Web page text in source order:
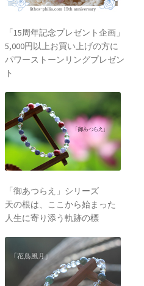
「15周年記念プレゼント企画」
5,000円以上お買い上げの方に
パワーストーンリングプレゼン
ト
「御あつらえ」シリーズ
天の根は、ここから始まった
人生に寄り添う軌跡の標